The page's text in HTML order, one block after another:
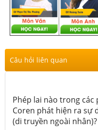
Câu hỏi liên quan
Phép lai nào trong các
Coren phát hiện ra sự
(di truyền ngoài nhân)?